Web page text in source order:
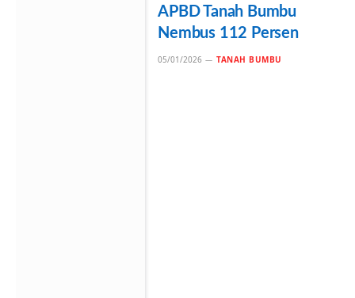
APBD Tanah Bumbu
Nembus 112 Persen
05/01/2026 TANAH BUMBU